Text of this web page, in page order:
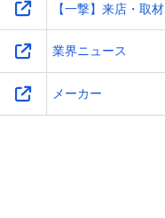
【一撃】来店・取材
業界ニュース
メーカー